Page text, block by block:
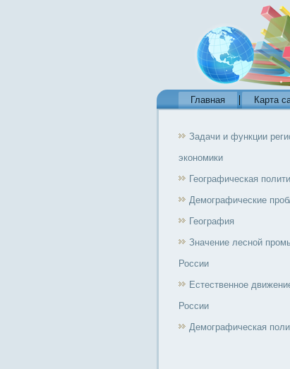
Главная Карта
Задачи и функции
экономики
Географическая
Демографические
География
Значение лесной
России
Естественное
России
Демографическая